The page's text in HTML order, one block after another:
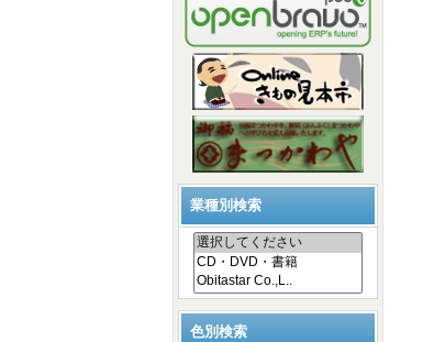
業種別検索
色別検索